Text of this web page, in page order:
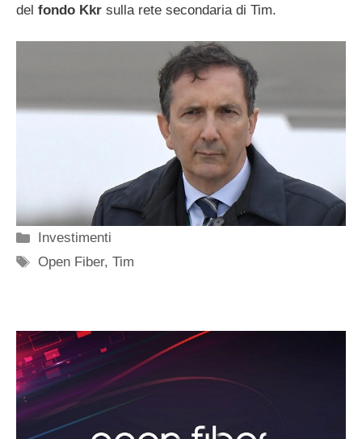
del fondo Kkr sulla rete secondaria di Tim.
Categorie
Investimenti
Tag
Open Fiber,Tim